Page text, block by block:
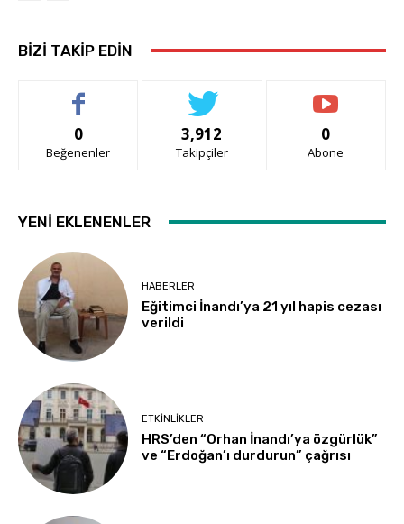
BIZI TAKIP EDIN
0
Beğenenler
3,912
Takipçiler
0
Abone
YENI EKLENENLER
HABERLER
Eğitimci İnandı’ya 21 yıl hapis cezası
verildi
ETKINLIKLER
HRS’den “Orhan İnandı’ya özgürlük”
ve “Erdoğan’ı durdurun” çağrısı